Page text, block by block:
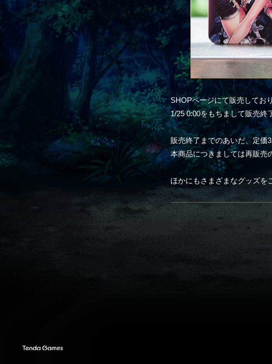
SHOPページにて販売してお
1/25 0:00をもちまして販売終
販売終了までのあいだ、定価
本商品につきましては再販売
ほかにもさまざまなグッズを